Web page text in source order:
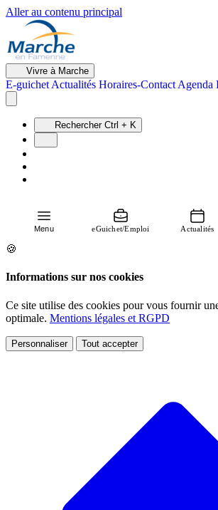
Aller au contenu principal
Vivre à Marche
E-guichet Actualités Horaires-Contact Agenda
Rechercher Ctrl + K
Menu eGuichet/Emploi Actualités
🍪
Informations sur nos cookies
Ce site utilise des cookies pour vous fournir
optimale. Mentions légales et RGPD
Personnaliser Tout accepter